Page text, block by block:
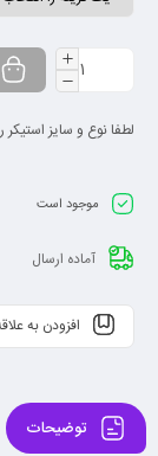
لطفا نوع و سایز استیکر
موجود است
آماده ارسال
افزودن به
توضیحات